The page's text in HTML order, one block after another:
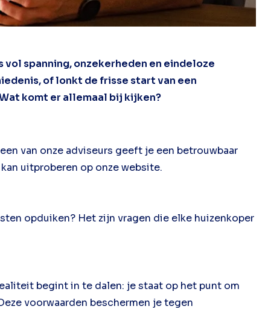
spanning, onzekerheden en eindeloze
of lonkt de frisse start van een
komt er allemaal bij kijken?
van onze adviseurs geeft je een betrouwbaar
uitproberen op onze website.
opduiken? Het zijn vragen die elke huizenkoper
begint in te dalen: je staat op het punt om
voorwaarden beschermen je tegen